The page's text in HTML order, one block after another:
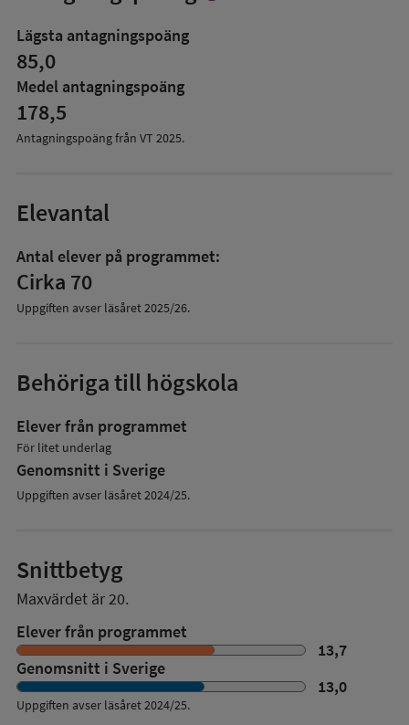
Lägsta antagningspoäng
85,0
Medel antagningspoäng
178,5
Antagningspoäng från VT 2025.
Elevantal
Antal elever på programmet:
Cirka 70
Uppgiften avser läsåret2025/26.
Behöriga till högskola
Elever från programmet
För litet underlag
Genomsnitt i Sverige
Uppgiften avser läsåret 2024/25.
Snittbetyg
Maxvärdet är 20.
Elever från programmet
13,7
Genomsnitt i Sverige
13,0
Uppgiften avser läsåret2024/25.